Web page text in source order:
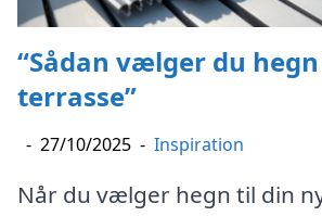
“Sådan vælger du
terrasse”
- 27/10/2025 - Inspiration
Når du vælger hegn til din